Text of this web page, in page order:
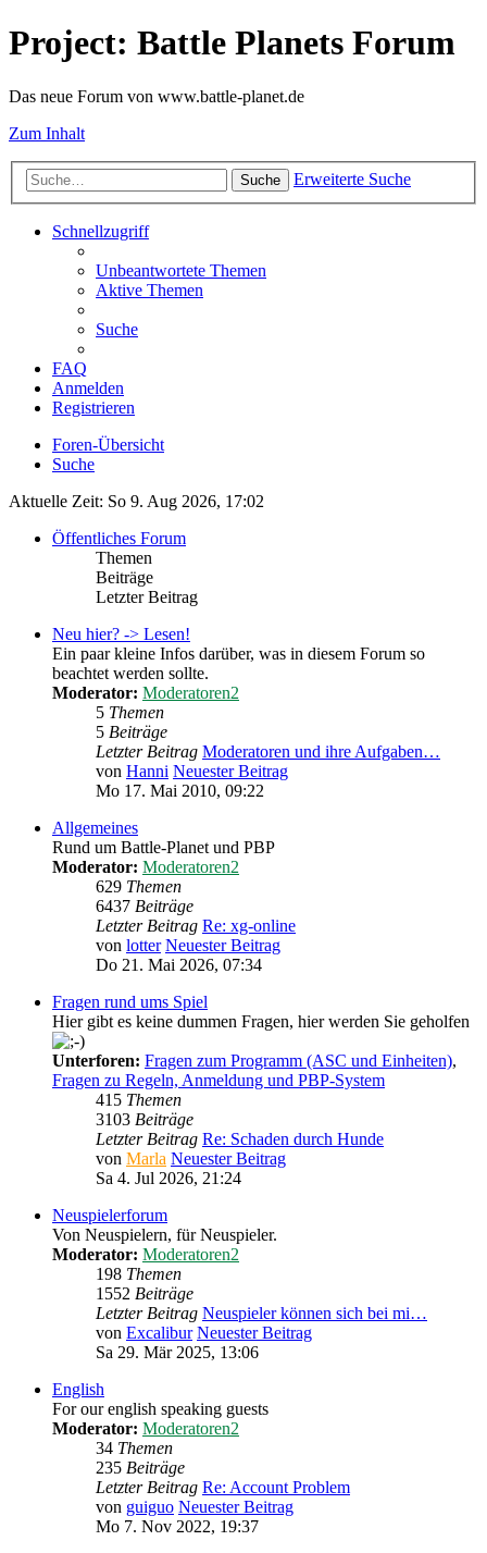
Project: Battle Planets Forum
Das neue Forum von www.battle-planet.de
Zum Inhalt
Suche Erweiterte Suche
Schnellzugriff
Unbeantwortete Themen
Aktive Themen
Suche
FAQ
Anmelden
Registrieren
Foren-Übersicht
Suche
Aktuelle Zeit: So 9. Aug 2026, 17:02
Öffentliches Forum
Themen
Beiträge
Letzter Beitrag
Neu hier? -> Lesen!
Ein paar kleine Infos darüber, was in diesem Forum so
beachtet werden sollte.
Moderator: Moderatoren2
5 Themen
5 Beiträge
Letzter Beitrag Moderatoren und ihre Aufgaben…
von Hanni Neuester Beitrag
Mo 17. Mai 2010, 09:22
Allgemeines
Rund um Battle-Planet und PBP
Moderator: Moderatoren2
629 Themen
6437 Beiträge
Letzter Beitrag Re: xg-online
von lotter Neuester Beitrag
Do 21. Mai 2026, 07:34
Fragen rund ums Spiel
Hier gibt es keine dummen Fragen, hier werden Sie geholfen
Unterforen: Fragen zum Programm (ASC und Einheiten),
Fragen zu Regeln, Anmeldung und PBP-System
415 Themen
3103 Beiträge
Letzter Beitrag Re: Schaden durch Hunde
von Marla Neuester Beitrag
Sa 4. Jul 2026, 21:24
Neuspielerforum
Von Neuspielern, für Neuspieler.
Moderator: Moderatoren2
198 Themen
1552 Beiträge
Letzter Beitrag Neuspieler können sich bei mi…
von Excalibur Neuester Beitrag
Sa 29. Mär 2025, 13:06
English
For our english speaking guests
Moderator: Moderatoren2
34 Themen
235 Beiträge
Letzter Beitrag Re: Account Problem
von guiguo Neuester Beitrag
Mo 7. Nov 2022, 19:37